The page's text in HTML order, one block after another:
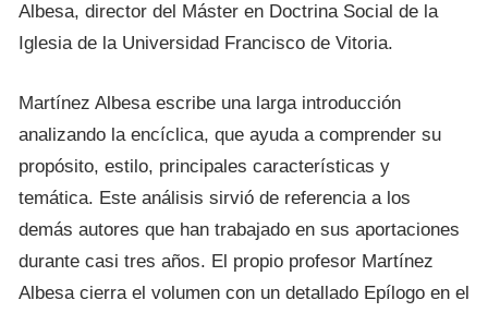
Albesa, director del Máster en Doctrina Social de la
Iglesia de la Universidad Francisco de Vitoria.
Martínez Albesa escribe una larga introducción
analizando la encíclica, que ayuda a comprender su
propósito, estilo, principales características y
temática. Este análisis sirvió de referencia a los
demás autores que han trabajado en sus aportaciones
durante casi tres años. El propio profesor Martínez
Albesa cierra el volumen con un detallado Epílogo en el